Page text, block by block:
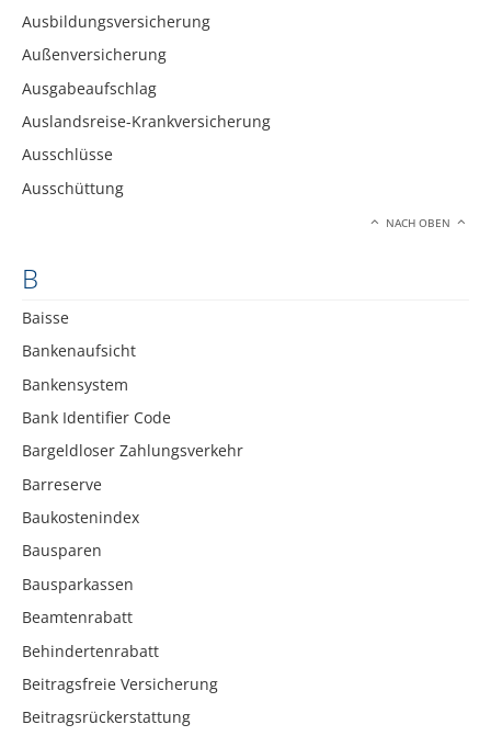
Ausbildungsversicherung
Außenversicherung
Ausgabeaufschlag
Auslandsreise-Krankversicherung
Ausschlüsse
Ausschüttung
NACH OBEN
B
Baisse
Bankenaufsicht
Bankensystem
Bank Identifier Code
Bargeldloser Zahlungsverkehr
Barreserve
Baukostenindex
Bausparen
Bausparkassen
Beamtenrabatt
Behindertenrabatt
Beitragsfreie Versicherung
Beitragsrückerstattung